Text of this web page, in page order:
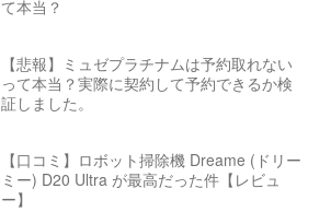
て本当？
【悲報】ミュゼプラチナムは予約取れない
って本当？実際に契約して予約できるか検
証しました。
【口コミ】ロボット掃除機 Dreame (ドリー
ミー) D20 Ultra が最高だった件【レビュ
ー】